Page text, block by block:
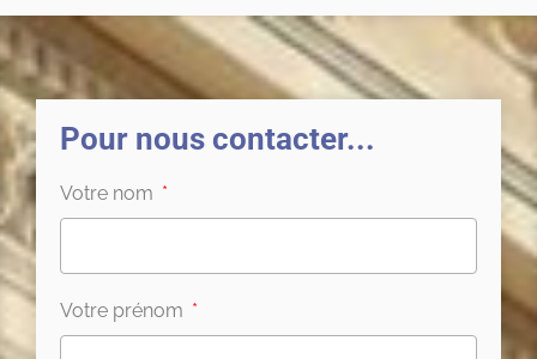
Pour nous contacter...
Votre nom
Votre prénom